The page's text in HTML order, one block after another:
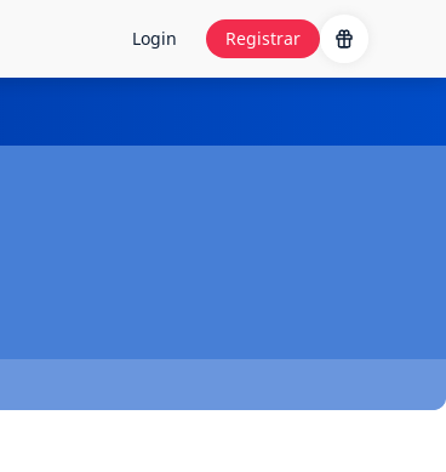
Login Registrar